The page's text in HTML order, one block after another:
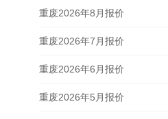
重废2026年8月报价
重废2026年7月报价
重废2026年6月报价
重废2026年5月报价